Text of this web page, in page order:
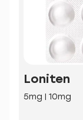
Loniten
5mg | 10mg